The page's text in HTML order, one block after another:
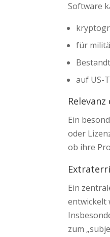
Software
für
auf US-
Ein
oder
ob ihre
Ein
entwickelt
zum